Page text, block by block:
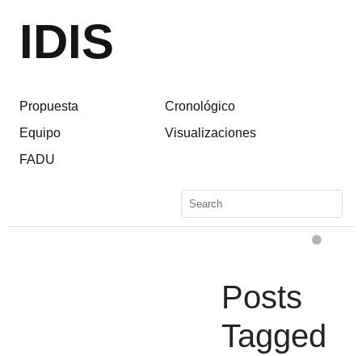
IDIS
Propuesta
Equipo
FADU
Cronológico
Visualizaciones
Posts
Tagged